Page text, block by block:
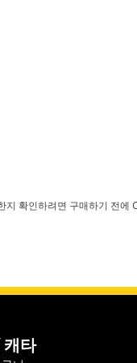
확인하려면 구매하기 전에
캐타